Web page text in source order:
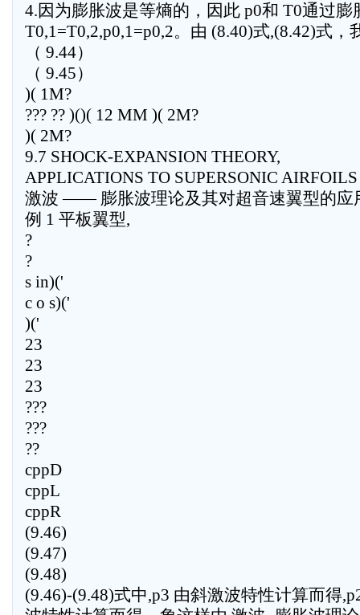
4.因为膨胀波是等熵的，因此 p0和 T0通过
T0,1=T0,2,p0,1=p0,2。由 (8.40)式,(8.42)式，
（ 9.44）
（ 9.45）
)( 1M?
??? ?? )()( 12 MM )( 2M?
)( 2M?
9.7 SHOCK-EXPANSION THEORY,
APPLICATIONS TO SUPERSONIC AIRFOILS
激波 —— 膨胀波理论及其对超音速翼型的应
例 1 平板翼型,
?
?
s in)('
c o s)('
)('
23
23
23
???
???
??
cppD
cppL
cppR
(9.46)
(9.47)
(9.48)
(9.46)-(9.48)式中,p3 由斜激波特性计算而得